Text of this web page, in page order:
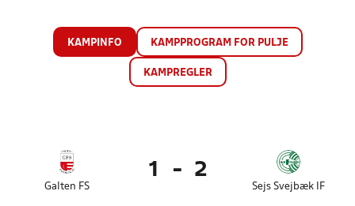
KAMPINFO KAMPPROGRAM FOR PULJE
KAMPREGLER
Galten FS
1 - 2
Sejs Svejbæk IF